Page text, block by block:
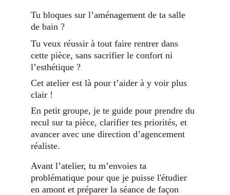
Tu bloques sur l’aménagement de ta salle
de bain ?
Tu veux réussir à tout faire rentrer dans
cette pièce, sans sacrifier le confort ni
l’esthétique ?
Cet atelier est là pour t’aider à y voir plus
clair !
En petit groupe, je te guide pour prendre du
recul sur ta pièce, clarifier tes priorités, et
avancer avec une direction d’agencement
réaliste.
Avant l’atelier, tu m’envoies ta
problématique pour que je puisse l'étudier
en amont et préparer la séance de façon